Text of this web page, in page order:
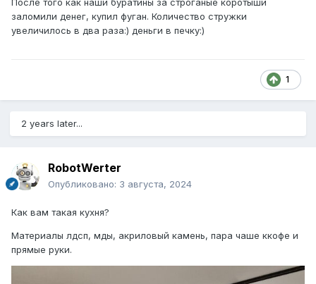
заломили денег, купил фуган. Количество стружки
увеличилось в два раза:) деньги в печку:)
1
2 years later...
RobotWerter
Опубликовано: 3 августа, 2024
Как вам такая кухня?
Материалы лдсп, мды, акриловый камень, пара чаше ккофе и
прямые руки.